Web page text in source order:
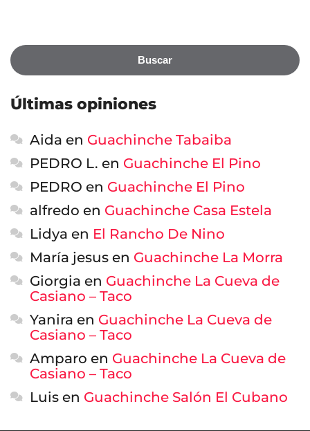
Buscar
Últimas opiniones
Aida en Guachinche Tabaiba
PEDRO L. en Guachinche El Pino
PEDRO en Guachinche El Pino
alfredo en Guachinche Casa Estela
Lidya en El Rancho De Nino
María jesus en Guachinche La Morra
Giorgia en Guachinche La Cueva de
Casiano – Taco
Yanira en Guachinche La Cueva de
Casiano – Taco
Amparo en Guachinche La Cueva de
Casiano – Taco
Luis en Guachinche Salón El Cubano